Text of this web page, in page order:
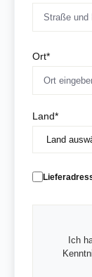
Ort*
Land*
Ich